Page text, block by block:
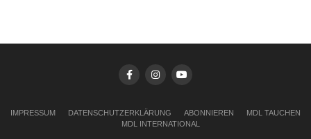
IMPRESSUM DATENSCHUTZERKLÄRUNG ABONNIEREN
MDL TAUCHEN
MDL INTERNATIONAL